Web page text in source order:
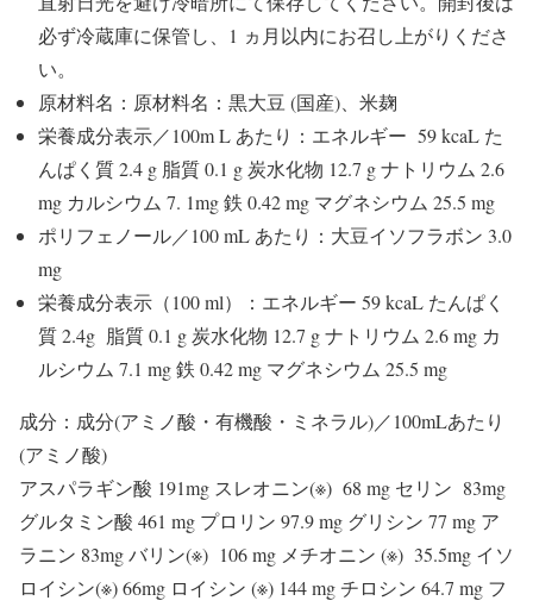
必ず冷蔵庫に保管し、1 ヵ月以内にお召し上がりくださ
い。
原材料名：原材料名：黒大豆 (国産)、米麹
栄養成分表示／100m L あたり：エネルギー 59 kcaL た
んぱく質 2.4 g 脂質 0.1 g 炭水化物 12.7 g ナトリウム 2.6
mg カルシウム 7. 1mg 鉄 0.42 mg マグネシウム 25.5 mg
ポリフェノール／100 mL あたり：大豆イソフラボン 3.0
mg
栄養成分表示（100 ml）：エネルギー 59 kcaL たんぱく
質 2.4g 脂質 0.1 g 炭水化物 12.7 g ナトリウム 2.6 mg カ
ルシウム 7.1 mg 鉄 0.42 mg マグネシウム 25.5 mg
成分：成分(アミノ酸・有機酸・ミネラル)／100mLあたり
(アミノ酸)
アスパラギン酸 191mg スレオニン(※) 68 mg セリン 83mg
グルタミン酸 461 mg プロリン 97.9 mg グリシン 77 mg ア
ラニン 83mg バリン(※) 106 mg メチオニン (※) 35.5mg イソ
ロイシン(※) 66mg ロイシン (※) 144 mg チロシン 64.7 mg フ